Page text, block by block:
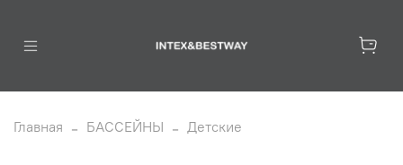
Главная БАССЕЙНЫ Детские